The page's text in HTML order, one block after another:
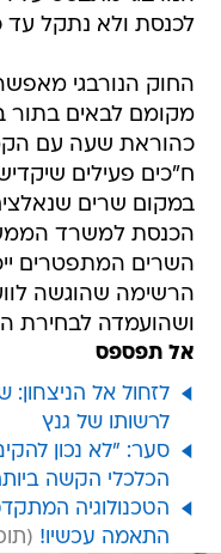
החוק הנורבגי
כהוראת שעה עם
ח"כים פעילים
במקום שרים
הכנסת למשרד
השרים המתפטרים
הרשימה שהוגשה
ושהועמדה לבחירת
אל תפספס
לזחול אל הניצחון:
לרשותו של גנץ
סער: "לא נכון
הכלכלי הקשה
הטכנולוגיה
התאמה עכשיו!